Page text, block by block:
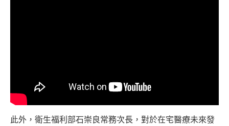
此外，衛生福利部石崇良常務次長，對於在宅醫療未來發